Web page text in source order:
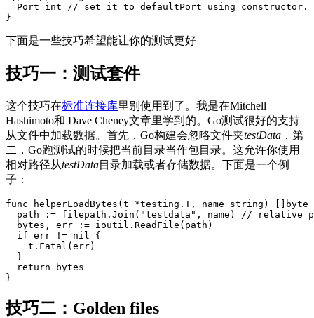
  Port int // set it to defaultPort using constructor.
}
下面是一些技巧希望能让你的测试更好
技巧一：测试套件
这个技巧在标准连接库里别使用到了。我是在Mitchell
Hashimoto和 Dave Cheney文章里学到的。Go测试很好的支持
从文件中加载数据。首先，Go构建会忽略文件夹testData ，第
二，Go跑测试的时候把当前目录当作包目录。这允许你使用
相对路径从testData目录加载或者存储数据。下面是一个例
子：
func helperLoadBytes(t *testing.T, name string) []byte
path := filepath.Join("testdata", name) // relative
  bytes, err := ioutil.ReadFile(path)
  if err != nil {
    t.Fatal(err)
  }
  return bytes
}
技巧二：Golden files